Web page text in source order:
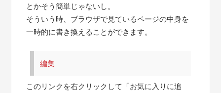
とかそう簡単じゃないし。
そういう時、ブラウザで見ているページの中身を
一時的に書き換えることができます。
編集
このリンクを右クリックして「お気に入りに追